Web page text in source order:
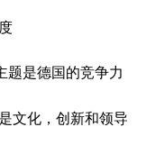
是德国的竞争力
文化，创新和领导